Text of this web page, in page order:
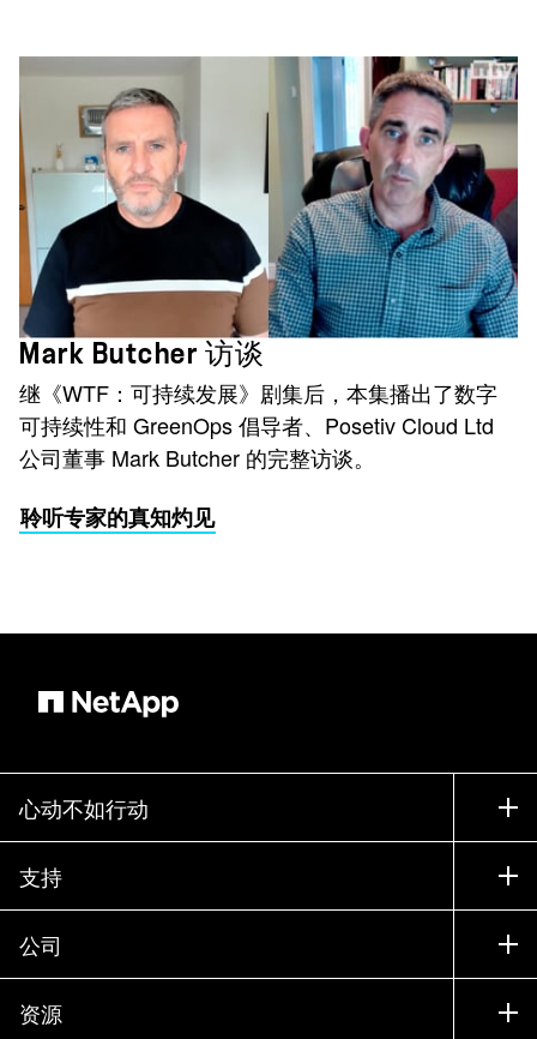
Mark Butcher 访谈
继《WTF：可持续发展》剧集后，本集播出了数字
可持续性和 GreenOps 倡导者、Posetiv Cloud Ltd
公司董事 Mark Butcher 的完整访谈。
聆听专家的真知灼见
心动不如行动
如何购买
联系销售部门
寻找合作伙伴
试用产品
支持
支持
训练
文档中心
公司
公司
资源